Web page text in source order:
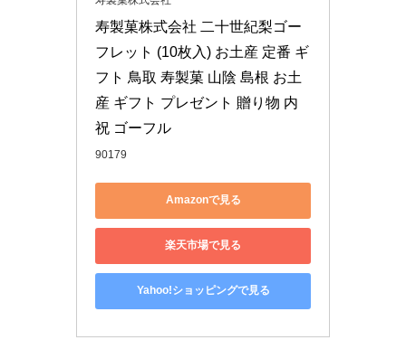
寿製菓株式会社 二十世紀梨ゴー
フレット (10枚入) お土産 定番 ギ
フト 鳥取 寿製菓 山陰 島根 お土
産 ギフト プレゼント 贈り物 内
祝 ゴーフル
90179
Amazonで見る
楽天市場で見る
Yahoo!ショッピングで見る